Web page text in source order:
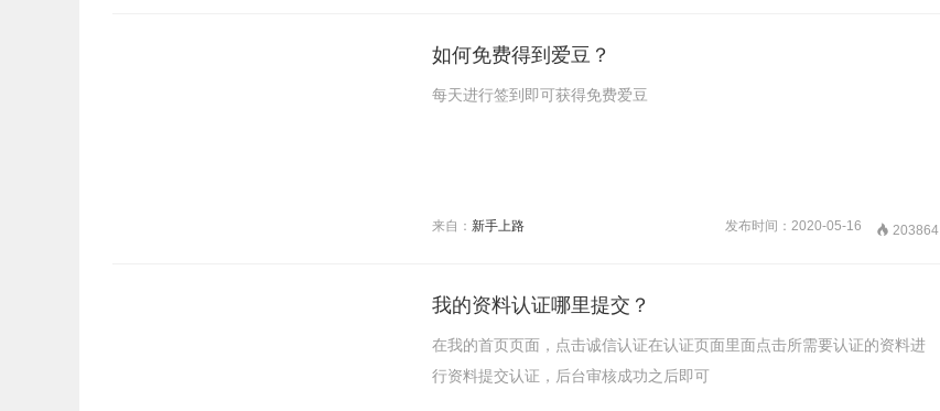
如何免费得到爱豆？
每天进行签到即可获得免费爱豆
来自： 新手上路 发布时间：2020-05-16  203864
我的资料认证哪里提交？
在我的首页页面，点击诚信认证在认证页面里面点击所需要认证的资料进
行资料提交认证，后台审核成功之后即可